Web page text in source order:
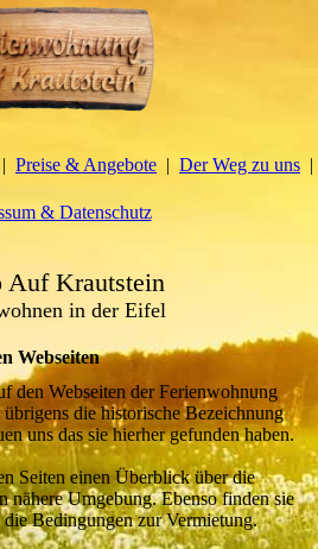
Preise & Angebote Der Weg zu uns
& Datenschutz
Auf Krautstein
in der Eifel
Webseiten
den Webseiten der Ferienwohnung
die historische Bezeichnung
uns das sie hierher gefunden haben.
Seiten einen Überblick über die
nähere Umgebung. Ebenso finden sie
Bedingungen zur Vermietung.